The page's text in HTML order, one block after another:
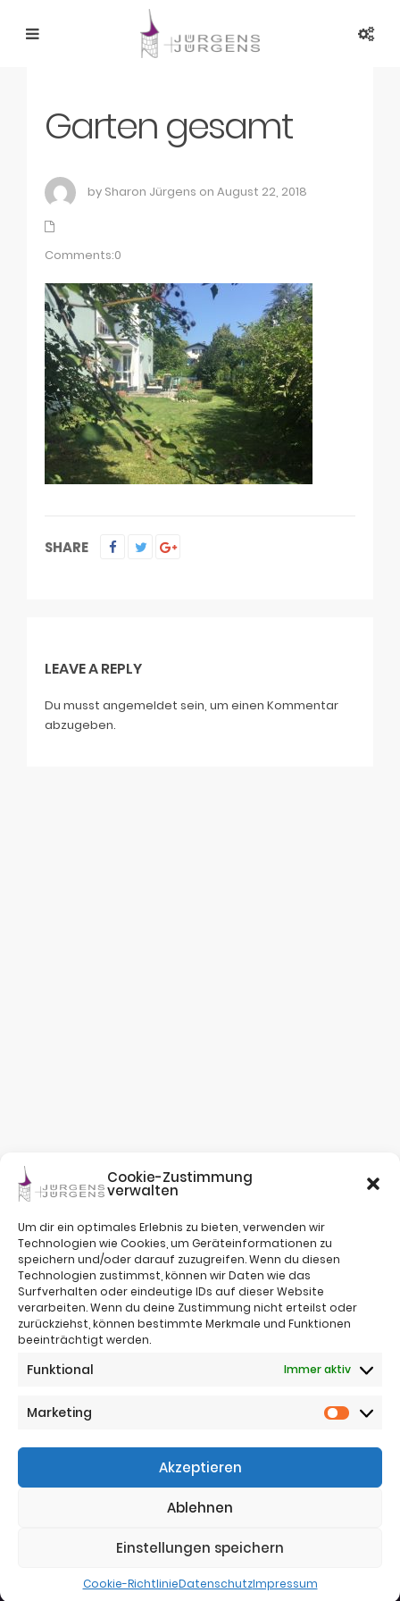
Cookie-Zustimmung
verwalten
Um dir ein optimales Erlebnis zu bieten, verwenden wir
Technologien wie Cookies, um Geräteinformationen zu
speichern und/oder darauf zuzugreifen. Wenn du diesen
Technologien zustimmst, können wir Daten wie das
Surfverhalten oder eindeutige IDs auf dieser Website
verarbeiten. Wenn du deine Zustimmung nicht erteilst oder
zurückziehst, können bestimmte Merkmale und Funktionen
beeinträchtigt werden.
Funktional Immer aktiv
Marketing
Akzeptieren
Ablehnen
Einstellungen speichern
Cookie-RichtlinieDatenschutzImpressum
Garten gesamt
by Sharon Jürgens on August 22, 2018
Comments:0
SHARE
LEAVE A REPLY
Du musst angemeldet sein, um einen Kommentar
abzugeben.
Telefon:+43 (0)664 4221383
Telefon:+43 (0)650 5836683
office@jj-immo.at
Die Mediax GmbH